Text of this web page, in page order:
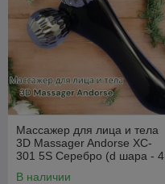
Массажер для лица и тела
3D Massager Andorse XC-
301 5S Серебро (d шара - 4
В наличии